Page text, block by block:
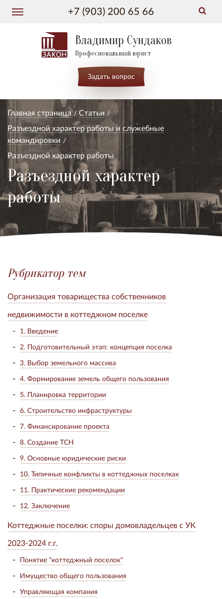
+7 (903) 200 65 66
Владимир Сундаков
Професиональный юрист
Задать вопрос
Главная страница
Статьи
Разъездной характер работы и служебные
командировки
Разъездной характер работы
Разъездной характер
работы
Рубрикатор тем
Организация товарищества собственников
недвижимости в коттеджном поселке
1. Введение
2. Подготовительный этап: концепция поселка
3. Выбор земельного массива
4. Формирование земель общего пользования
5. Планировка территории
6. Строительство инфраструктуры
7. Финансирование проекта
8. Создание ТСН
9. Основные юридические риски
10. Типичные конфликты в коттеджных поселках
11. Практические рекомендации
12. Заключение
Коттеджные поселки: споры домовладельцев с УК
2023-2024 г.г.
Понятие "коттеджный поселок"
Имущество общего пользования
Управляющая компания